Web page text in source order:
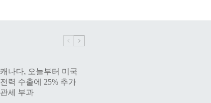
캐나다, 오늘부터 미국
전력 수출에 25% 추가
관세 부과